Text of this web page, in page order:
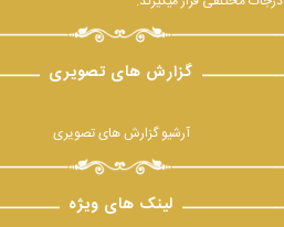
گزارش های تصویری
آرشیو گزارش های تصویری
لینک های ویژه